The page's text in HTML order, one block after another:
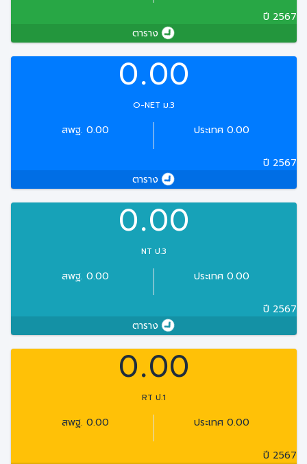
ปี 2567
ตาราง
0.00
O-NET ม.3
สพฐ. 0.00 ประเทศ 0.00
ปี 2567
ตาราง
0.00
NT ป.3
สพฐ. 0.00 ประเทศ 0.00
ปี 2567
ตาราง
0.00
RT ป.1
สพฐ. 0.00 ประเทศ 0.00
ปี 2567